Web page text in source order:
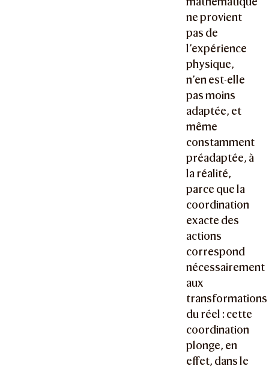
ne provient
pas de
l’expérience
physique,
n’en est-elle
pas moins
adaptée, et
même
constamment
préadaptée, à
la réalité,
parce que la
coordination
exacte des
actions
correspond
nécessairement
aux
transformations
du réel : cette
coordination
plonge, en
effet, dans le